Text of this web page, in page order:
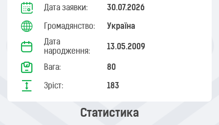
Дата заявки: 30.07.2026
Громадянство: Україна
Дата
народження:
13.05.2009
Вага: 80
Зріст: 183
Статистика